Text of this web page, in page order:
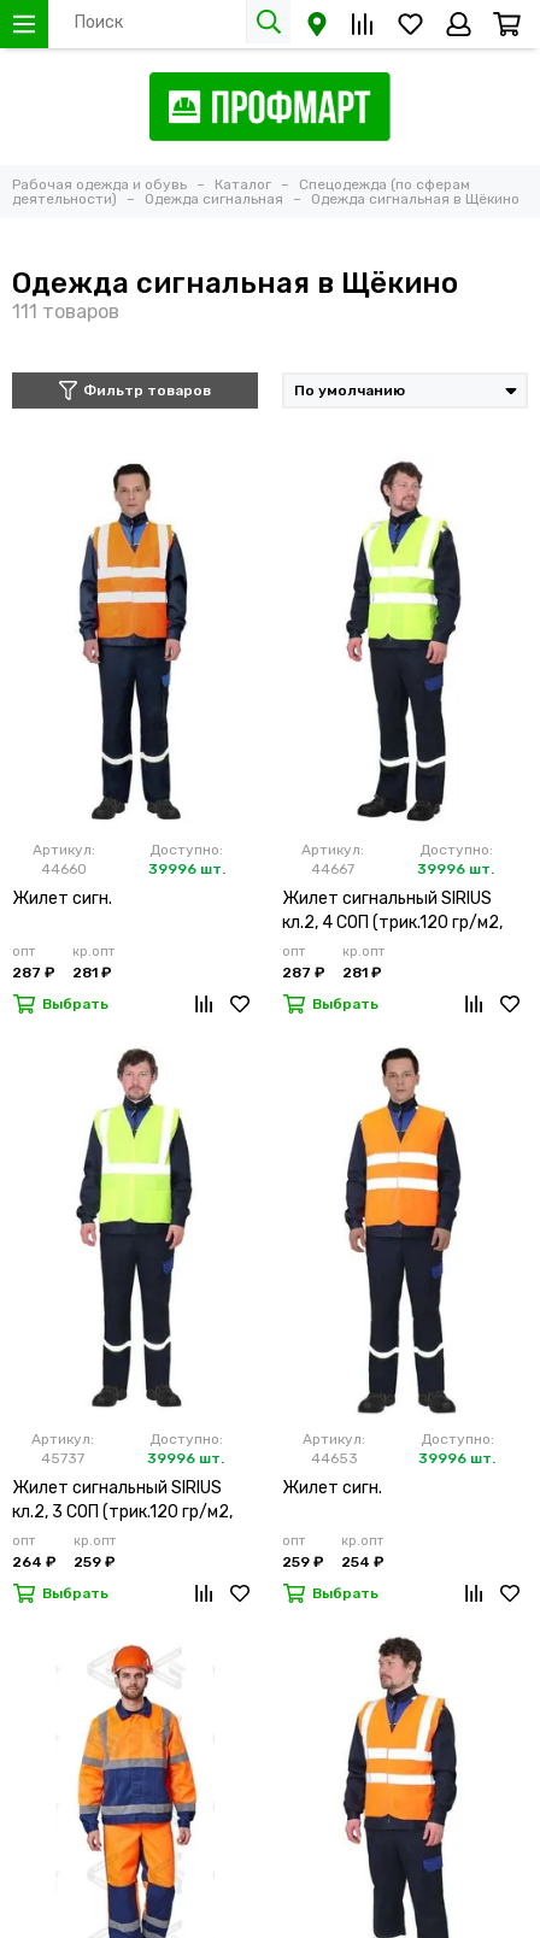
Рабочая одежда и обувь Каталог
Спецодежда (по сферам
деятельности)
Одежда сигнальная Одежда сигнальная в Щёкино
Одежда сигнальная в Щёкино
Фильтр товаров
Артикул:
44660
Доступно:
39996 шт.
Жилет сигн.
опт
287 ₽
кр.опт
281 ₽
Выбрать
Артикул:
44667
Доступно:
39996 шт.
Жилет сигнальный SIRIUS
кл.2, 4 СОП (трик.120 гр/м2,
карманы) лимонный
опт
287 ₽
кр.опт
281 ₽
Выбрать
Артикул:
45737
Доступно:
39996 шт.
Жилет сигнальный SIRIUS
кл.2, 3 СОП (трик.120 гр/м2,
карманы) лимонный
опт
264 ₽
кр.опт
259 ₽
Выбрать
Артикул:
44653
Доступно:
39996 шт.
Жилет сигн.
опт
259 ₽
кр.опт
254 ₽
Выбрать